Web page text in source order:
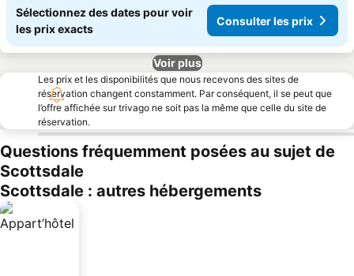
Sélectionnez des dates pour voir
les prix exacts
Consulter les prix
Voir plus
Les prix et les disponibilités que nous recevons des sites de
réservation changent constamment. Par conséquent, il se peut que
l’offre affichée sur trivago ne soit pas la même que celle du site de
réservation.
Questions fréquemment posées au sujet de
Scottsdale
Scottsdale : autres hébergements